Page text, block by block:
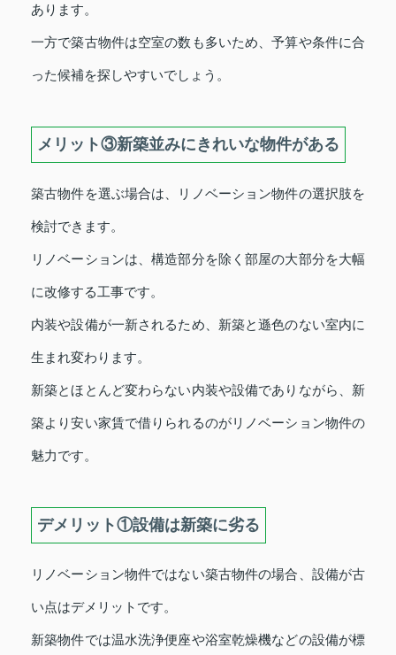
あります。
一方で築古物件は空室の数も多いため、予算や条件に合
った候補を探しやすいでしょう。
メリット③新築並みにきれいな物件がある
築古物件を選ぶ場合は、リノベーション物件の選択肢を
検討できます。
リノベーションは、構造部分を除く部屋の大部分を大幅
に改修する工事です。
内装や設備が一新されるため、新築と遜色のない室内に
生まれ変わります。
新築とほとんど変わらない内装や設備でありながら、新
築より安い家賃で借りられるのがリノベーション物件の
魅力です。
デメリット①設備は新築に劣る
リノベーション物件ではない築古物件の場合、設備が古
い点はデメリットです。
新築物件では温水洗浄便座や浴室乾燥機などの設備が標